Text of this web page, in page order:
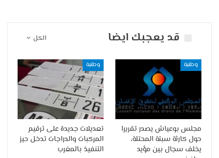
الكل قد يعجبك ايضا
وطنية
مجلس بوعياش يصدر تقريرا
حول كارثة سبتة المحتلة،
يخلف سجال بين مؤيد
وطنية
تعديلات جديدة على ترقيم
المركبات والدراجات تدخل حيز
التنفيذ بالمغرب